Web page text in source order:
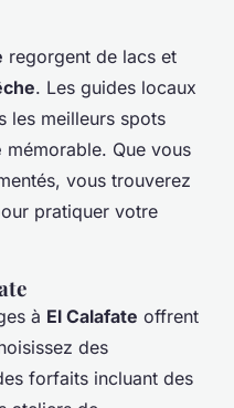
regorgent de lacs et
. Les guides locaux
les meilleurs spots
mémorable. Que vous
vous trouverez
pratiquer votre
à El Calafate offrent
des
forfaits incluant des